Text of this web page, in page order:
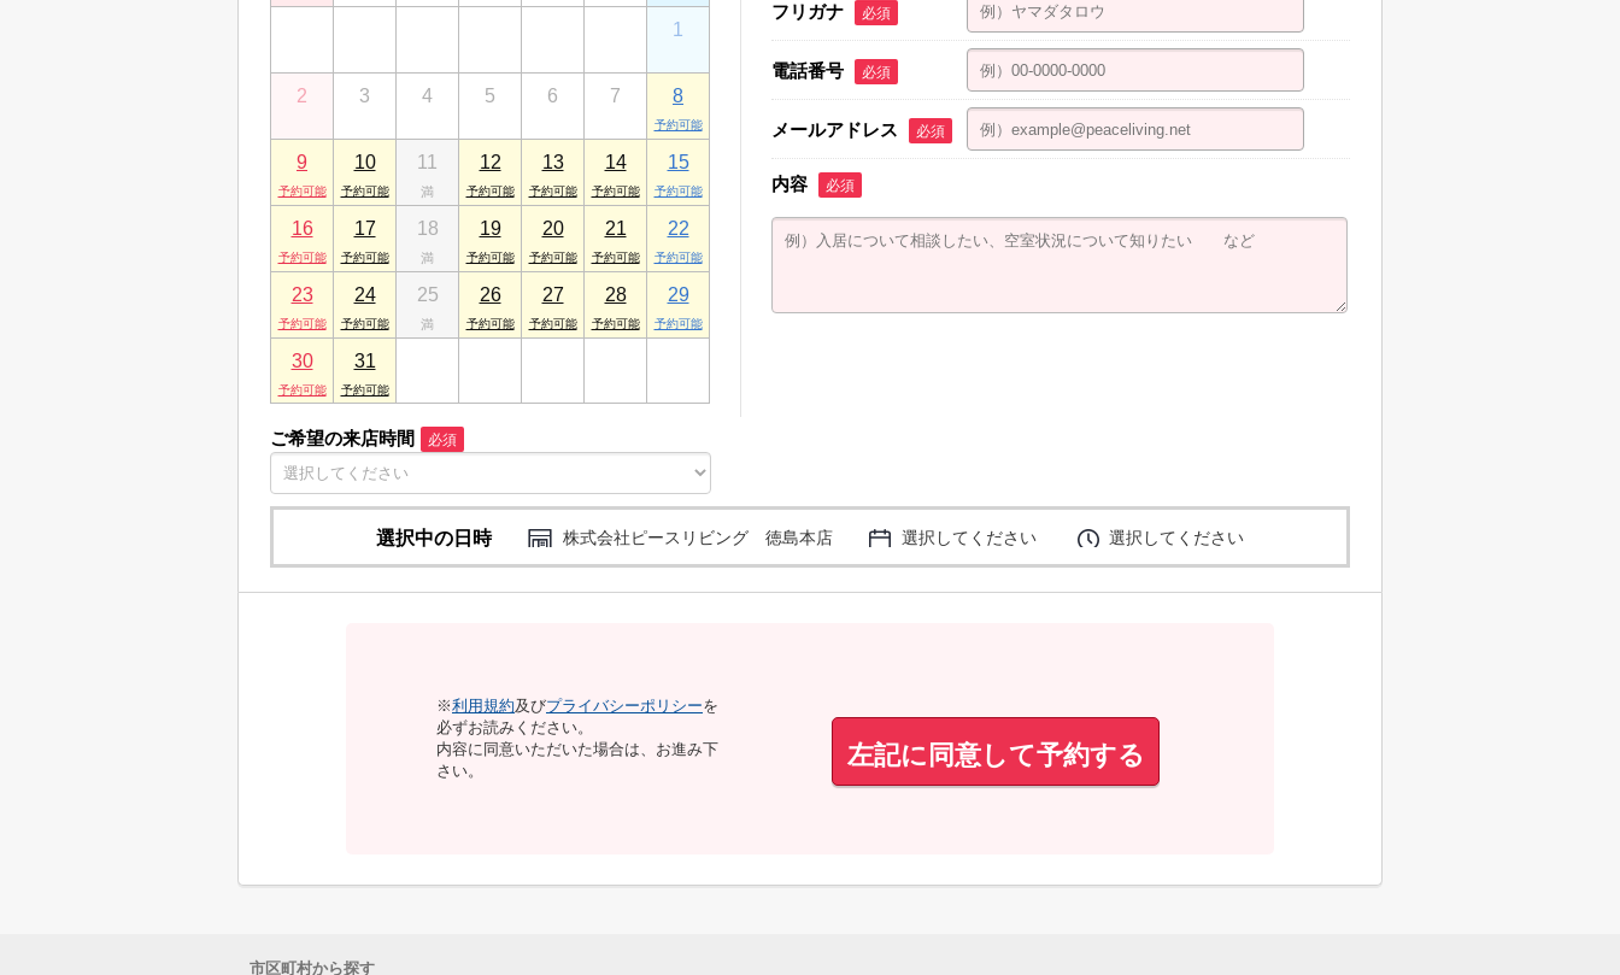
1
2 3 4 5 6 7 8
9 10 11 12 13 14 15
16 17 18 19 20 21 22
23 24 25 26 27 28 29
30 31
ご希望の来店時間 必須
フリガナ 必須
電話番号 必須
メールアドレス 必須
内容 必須
選択中の日時 株式会社ピースリビング 徳島本店 選択してください 選択してください
※利用規約及びプライバシーポリシーを
必ずお読みください。
内容に同意いただいた場合は、お進み下
さい。
左記に同意して予約する
市区町村から探す